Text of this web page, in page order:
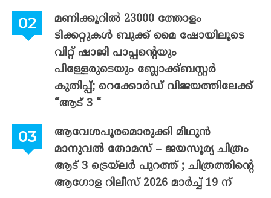
മണിക്കൂറിൽ 23000 ത്തോളം
ടിക്കറ്റുകൾ ബുക്ക് മൈ ഷോയിലൂടെ
വിറ്റ് ഷാജി പാപ്പന്റെയും
പിള്ളേരുടെയും ബ്ലോക്ക്ബസ്റ്റർ
കുതിപ്പ്; റെക്കോർഡ് വിജയത്തിലേക്ക്
“ആട് 3 “
ആവേശപൂരമൊരുക്കി മിഥുൻ
മാനുവൽ തോമസ് – ജയസൂര്യ ചിത്രം
ആട് 3 ട്രെയ്‌ലർ പുറത്ത് ; ചിത്രത്തിന്റെ
ആഗോള റിലീസ് 2026 മാർച്ച് 19 ന്